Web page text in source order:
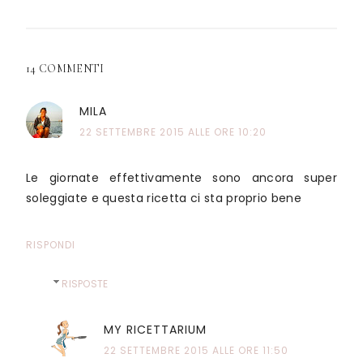
14 COMMENTI
MILA
22 SETTEMBRE 2015 ALLE ORE 10:20
Le giornate effettivamente sono ancora super
soleggiate e questa ricetta ci sta proprio bene
RISPONDI
RISPOSTE
MY RICETTARIUM
22 SETTEMBRE 2015 ALLE ORE 11:50